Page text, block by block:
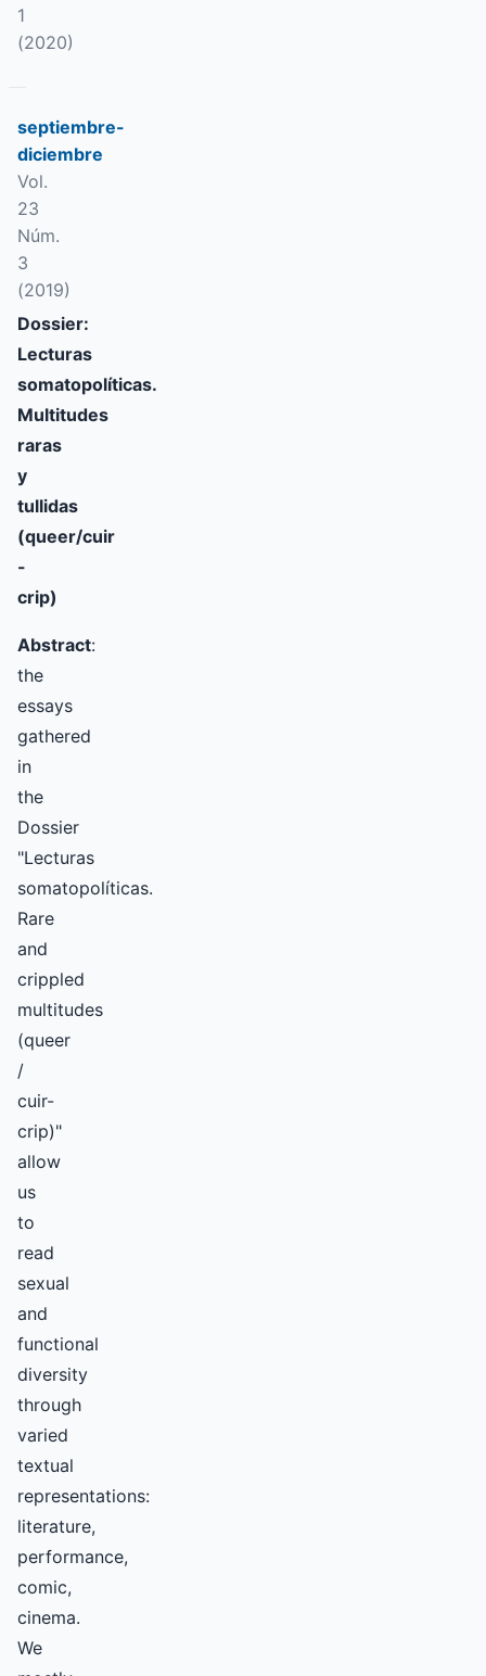
1
(2020)
septiembre-
diciembre
Vol.
23
Núm.
3
(2019)
Dossier:
Lecturas
somatopolíticas.
Multitudes
raras
y
tullidas
(queer/cuir
-
crip)
Abstract:
the
essays
gathered
in
the
Dossier
"Lecturas
somatopolíticas.
Rare
and
crippled
multitudes
(queer
/
cuir-
crip)"
allow
us
to
read
sexual
and
functional
diversity
through
varied
textual
representations:
literature,
performance,
comic,
cinema.
We